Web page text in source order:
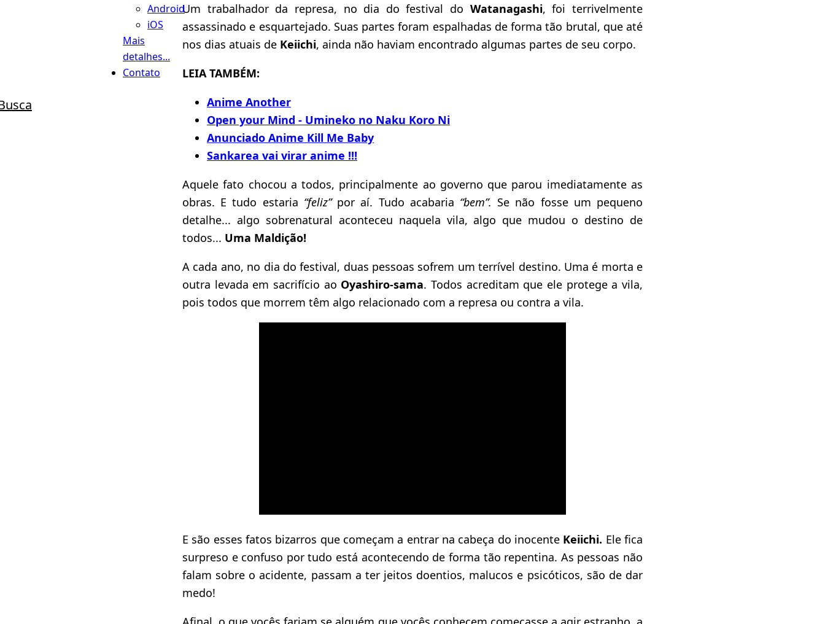
Android
iOS
Mais
detalhes...
Contato
Um trabalhador da represa, no dia do festival do Watanagashi, foi terrivelmente
assassinado e esquartejado. Suas partes foram espalhadas de forma tão brutal, que até
nos dias atuais de Keiichi, ainda não haviam encontrado algumas partes de seu corpo.
LEIA TAMBÉM:
Anime Another
Open your Mind - Umineko no Naku Koro Ni
Anunciado Anime Kill Me Baby
Sankarea vai virar anime !!!
Aquele fato chocou a todos, principalmente ao governo que parou imediatamente as
obras. E tudo estaria “feliz”por aí. Tudo acabaria “bem”. Se não fosse um pequeno
detalhe... algo sobrenatural aconteceu naquela vila, algo que mudou o destino de
todos... Uma Maldição!
A cada ano, no dia do festival, duas pessoas sofrem um terrível destino. Uma é morta e
outra levada em sacrifício ao Oyashiro-sama. Todos acreditam que ele protege a vila,
pois todos que morrem têm algo relacionado com a represa ou contra a vila.
E são esses fatos bizarros que começam a entrar na cabeça do inocente Keiichi. Ele fica
surpreso e confuso por tudo está acontecendo de forma tão repentina. As pessoas não
falam sobre o acidente, passam a ter jeitos doentios, malucos e psicóticos, são de dar
medo!